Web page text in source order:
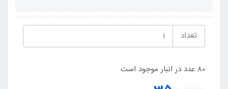
تعداد
80 عدد در انبار موجود است